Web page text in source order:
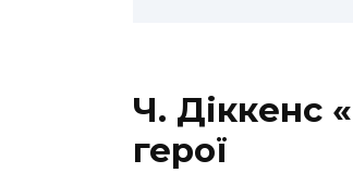
Ч. Діккенс
герої